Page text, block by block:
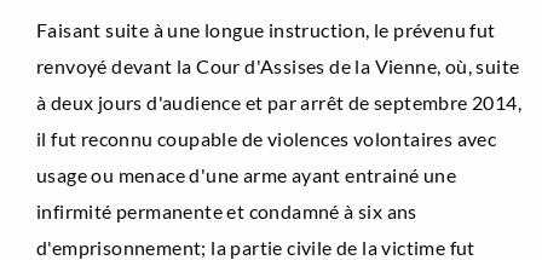
Faisant suite à une longue instruction, le prévenu fut
renvoyé devant la Cour d'Assises de la Vienne, où, suite
à deux jours d'audience et par arrêt de septembre 2014,
il fut reconnu coupable de violences volontaires avec
usage ou menace d'une arme ayant entrainé une
infirmité permanente et condamné à six ans
d'emprisonnement; la partie civile de la victime fut